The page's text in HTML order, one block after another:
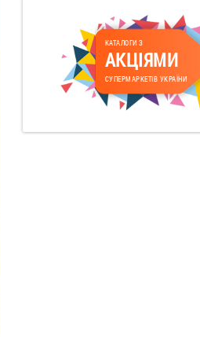
КАТАЛОГИ З
АКЦІЯМИ
СУПЕРМАРКЕТІВ УКРАЇНИ